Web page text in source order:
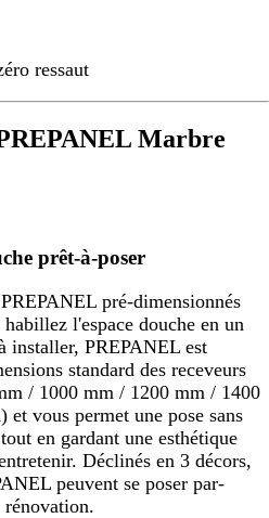
ressaut
Marbre
prêt-à-poser
pré-dimensionnés
l'espace douche en un
installer, PREPANEL est
standard des receveurs
/ 1000 mm / 1200 mm / 1400
vous permet une pose sans
en gardant une esthétique
Déclinés en 3 décors,
peuvent se poser par-
rénovation.